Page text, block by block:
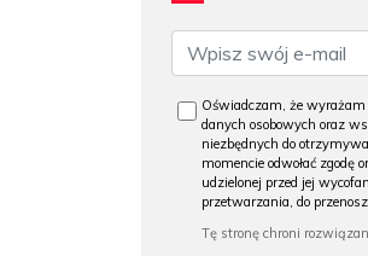
Oświadczam, że
danych osobowych oraz
niezbędnych do
momencie odwołać zgodę
udzielonej przed jej
przetwarzania, do